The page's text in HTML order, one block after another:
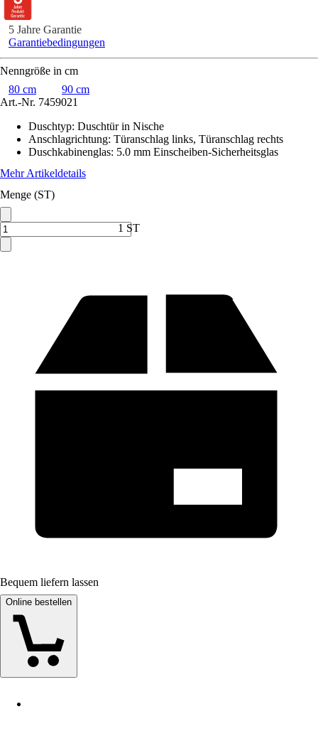
5 Jahre Garantie
Garantiebedingungen
Nenngröße in cm
80 cm
90 cm
Art.-Nr. 7459021
Duschtyp: Duschtür in Nische
Anschlagrichtung: Türanschlag links, Türanschlag rechts
Duschkabinenglas: 5.0 mm Einscheiben-Sicherheitsglas
Mehr Artikeldetails
Menge (ST)
1 ST
Bequem liefern lassen
Online bestellen